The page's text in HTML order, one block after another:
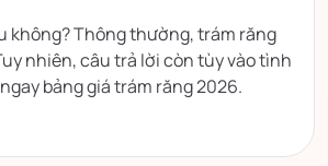
không? Thông thường, trám răng
nhiên, câu trả lời còn tùy vào tình
bảng giá trám răng 2026.